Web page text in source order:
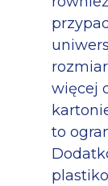
rozmiar
więcej
to